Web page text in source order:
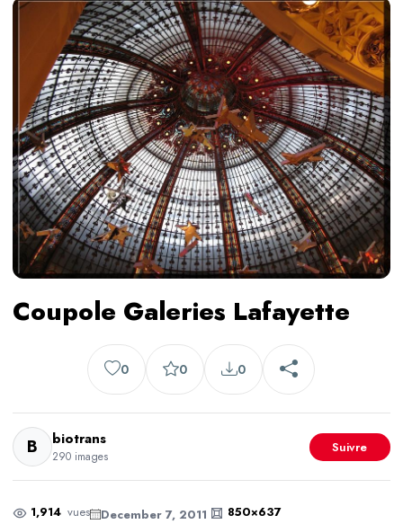
Coupole Galeries Lafayette
0 0 0
B biotrans
290 images
Suivre
1,914 vues December 7, 2011 850×637